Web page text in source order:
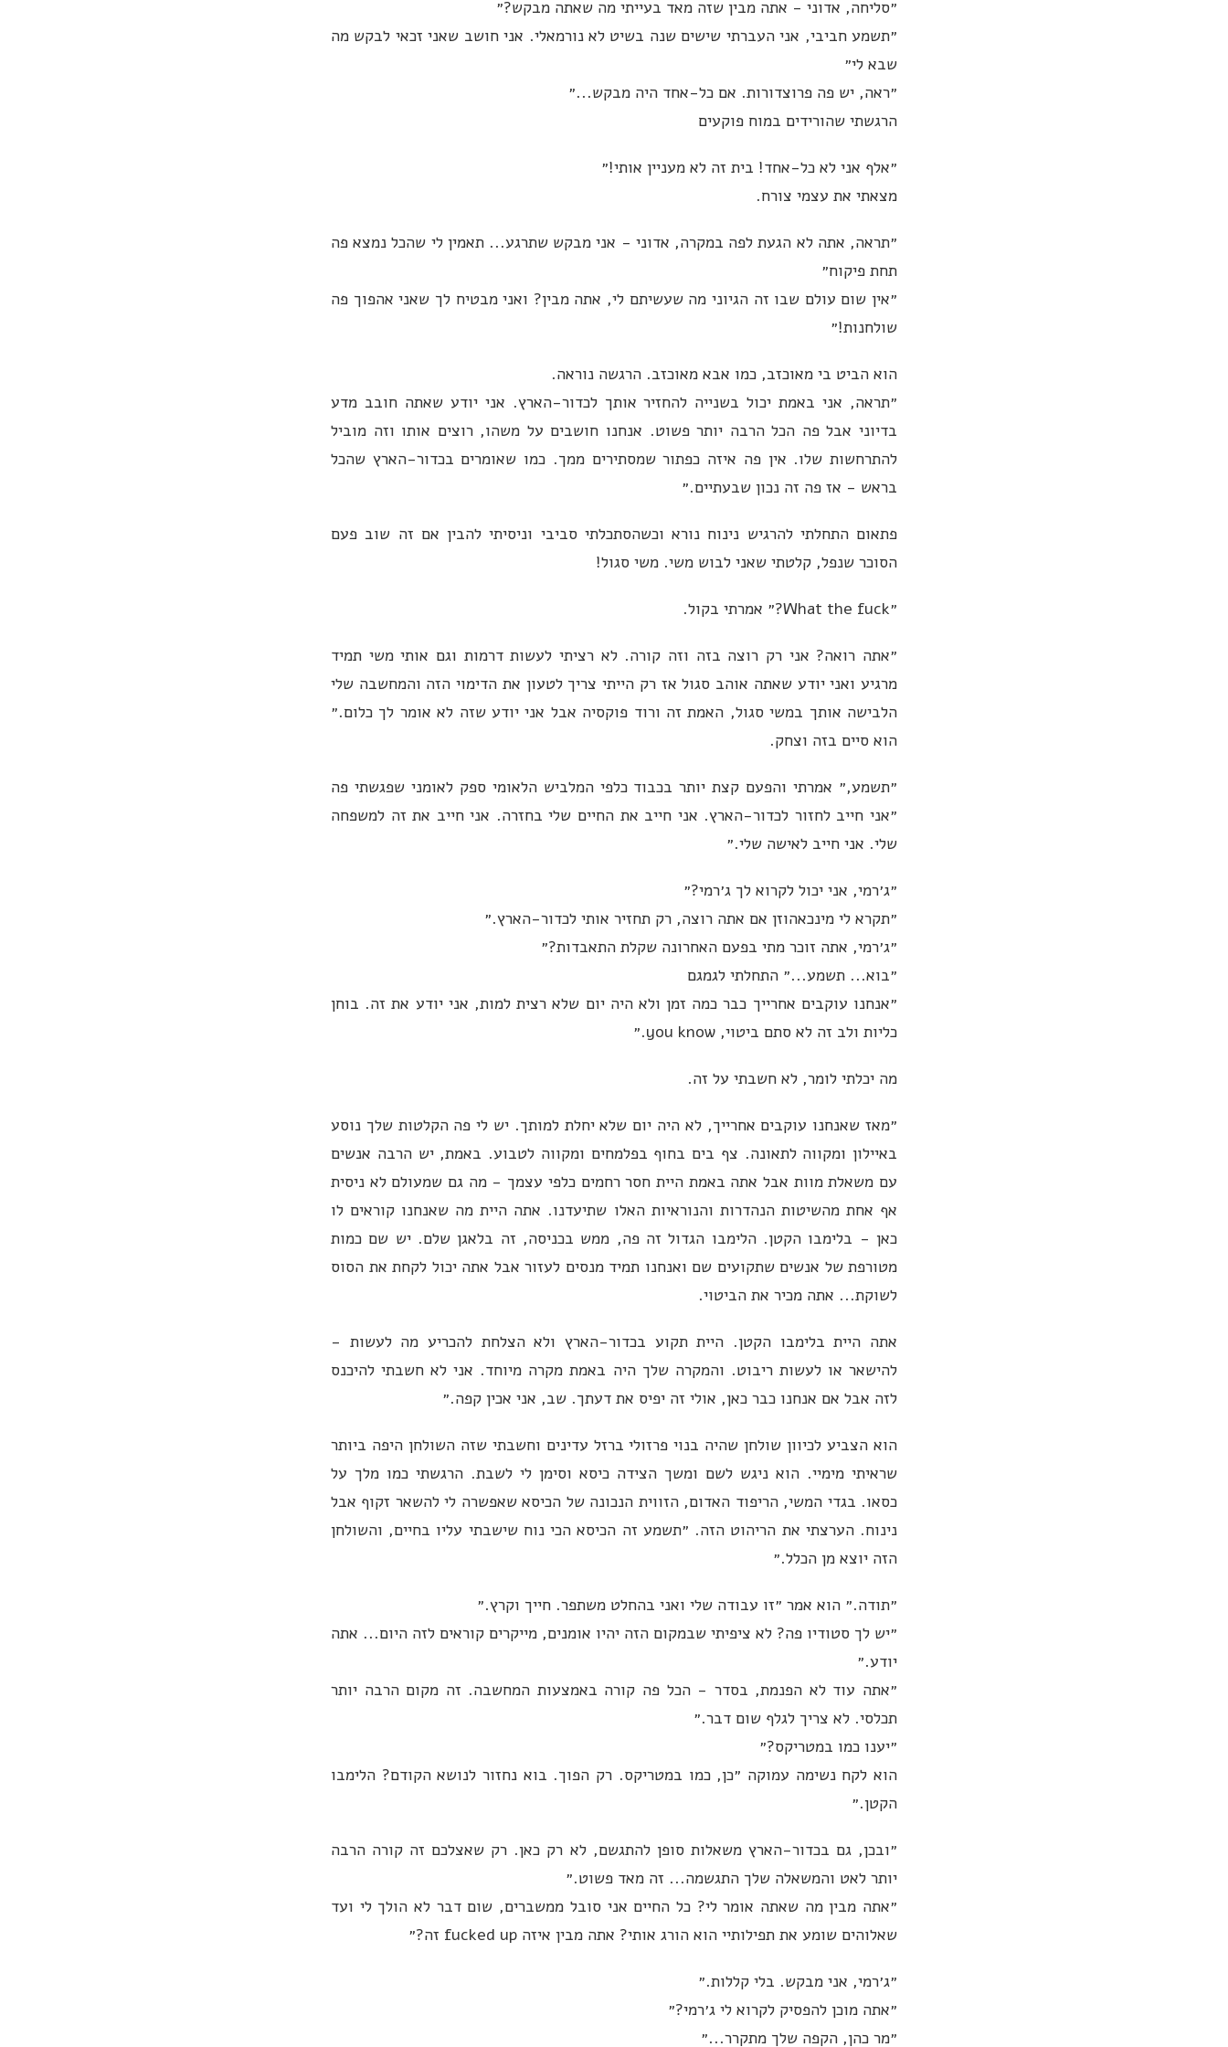
״סליחה, אדוני - אתה מבין שזה מאד בעייתי מה שאתה מבקש?״
״תשמע חביבי, אני העברתי שישים שנה בשיט לא נורמאלי. אני חושב שאני זכאי לבקש מה
שבא לי״
״ראה, יש פה פרוצדורות. אם כל-אחד היה מבקש...״
הרגשתי שהורידים במוח פוקעים
״אלף אני לא כל-אחד! בית זה לא מעניין אותי!״
מצאתי את עצמי צורח.
״תראה, אתה לא הגעת לפה במקרה, אדוני - אני מבקש שתרגע... תאמין לי שהכל נמצא פה
תחת פיקוח״
״אין שום עולם שבו זה הגיוני מה שעשיתם לי, אתה מבין? ואני מבטיח לך שאני אהפוך פה
שולחנות!״
הוא הביט בי מאוכזב, כמו אבא מאוכזב. הרגשה נוראה.
״תראה, אני באמת יכול בשנייה להחזיר אותך לכדור-הארץ. אני יודע שאתה חובב מדע
בדיוני אבל פה הכל הרבה יותר פשוט. אנחנו חושבים על משהו, רוצים אותו וזה מוביל
להתרחשות שלו. אין פה איזה כפתור שמסתירים ממך. כמו שאומרים בכדור-הארץ שהכל
בראש - אז פה זה נכון שבעתיים.״
פתאום התחלתי להרגיש נינוח נורא וכשהסתכלתי סביבי וניסיתי להבין אם זה שוב פעם
הסוכר שנפל, קלטתי שאני לבוש משי. משי סגול!
״What the fuck?״ אמרתי בקול.
״אתה רואה? אני רק רוצה בזה וזה קורה. לא רציתי לעשות דרמות וגם אותי משי תמיד
מרגיע ואני יודע שאתה אוהב סגול אז רק הייתי צריך לטעון את הדימוי הזה והמחשבה שלי
הלבישה אותך במשי סגול, האמת זה ורוד פוקסיה אבל אני יודע שזה לא אומר לך כלום.״
הוא סיים בזה וצחק.
״תשמע,״ אמרתי והפעם קצת יותר בכבוד כלפי המלביש הלאומי ספק לאומני שפגשתי פה
״אני חייב לחזור לכדור-הארץ. אני חייב את החיים שלי בחזרה. אני חייב את זה למשפחה
שלי. אני חייב לאישה שלי.״
״ג׳רמי, אני יכול לקרוא לך ג׳רמי?״
״תקרא לי מינכאהוזן אם אתה רוצה, רק תחזיר אותי לכדור-הארץ.״
״ג׳רמי, אתה זוכר מתי בפעם האחרונה שקלת התאבדות?״
״בוא... תשמע...״ התחלתי לגמגם
״אנחנו עוקבים אחרייך כבר כמה זמן ולא היה יום שלא רצית למות, אני יודע את זה. בוחן
כליות ולב זה לא סתם ביטוי, you know.״
מה יכלתי לומר, לא חשבתי על זה.
״מאז שאנחנו עוקבים אחרייך, לא היה יום שלא יחלת למותך. יש לי פה הקלטות שלך נוסע
באיילון ומקווה לתאונה. צף בים בחוף בפלמחים ומקווה לטבוע. באמת, יש הרבה אנשים
עם משאלת מוות אבל אתה באמת היית חסר רחמים כלפי עצמך - מה גם שמעולם לא ניסית
אף אחת מהשיטות הנהדרות והנוראיות האלו שתיעדנו. אתה היית מה שאנחנו קוראים לו
כאן - בלימבו הקטן. הלימבו הגדול זה פה, ממש בכניסה, זה בלאגן שלם. יש שם כמות
מטורפת של אנשים שתקועים שם ואנחנו תמיד מנסים לעזור אבל אתה יכול לקחת את הסוס
לשוקת... אתה מכיר את הביטוי.
אתה היית בלימבו הקטן. היית תקוע בכדור-הארץ ולא הצלחת להכריע מה לעשות -
להישאר או לעשות ריבוט. והמקרה שלך היה באמת מקרה מיוחד. אני לא חשבתי להיכנס
לזה אבל אם אנחנו כבר כאן, אולי זה יפיס את דעתך. שב, אני אכין קפה.״
הוא הצביע לכיוון שולחן שהיה בנוי פרזולי ברזל עדינים וחשבתי שזה השולחן היפה ביותר
שראיתי מימיי. הוא ניגש לשם ומשך הצידה כיסא וסימן לי לשבת. הרגשתי כמו מלך על
כסאו. בגדי המשי, הריפוד האדום, הזווית הנכונה של הכיסא שאפשרה לי להשאר זקוף אבל
נינוח. הערצתי את הריהוט הזה. ״תשמע זה הכיסא הכי נוח שישבתי עליו בחיים, והשולחן
הזה יוצא מן הכלל.״
״תודה.״ הוא אמר ״זו עבודה שלי ואני בהחלט משתפר. חייך וקרץ.״
״יש לך סטודיו פה? לא ציפיתי שבמקום הזה יהיו אומנים, מייקרים קוראים לזה היום... אתה
יודע.״
״אתה עוד לא הפנמת, בסדר - הכל פה קורה באמצעות המחשבה. זה מקום הרבה יותר
תכלסי. לא צריך לגלף שום דבר.״
״יענו כמו במטריקס?״
הוא לקח נשימה עמוקה ״כן, כמו במטריקס. רק הפוך. בוא נחזור לנושא הקודם? הלימבו
הקטן.״
״ובכן, גם בכדור-הארץ משאלות סופן להתגשם, לא רק כאן. רק שאצלכם זה קורה הרבה
יותר לאט והמשאלה שלך התגשמה... זה מאד פשוט.״
״אתה מבין מה שאתה אומר לי? כל החיים אני סובל ממשברים, שום דבר לא הולך לי ועד
שאלוהים שומע את תפילותיי הוא הורג אותי? אתה מבין איזה fucked up זה?״
״ג׳רמי, אני מבקש. בלי קללות.״
״אתה מוכן להפסיק לקרוא לי ג׳רמי?״
״מר כהן, הקפה שלך מתקרר...״